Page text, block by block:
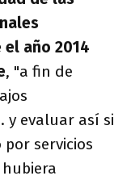
el año 2014
, "a fin de
y evaluar así si
servicios